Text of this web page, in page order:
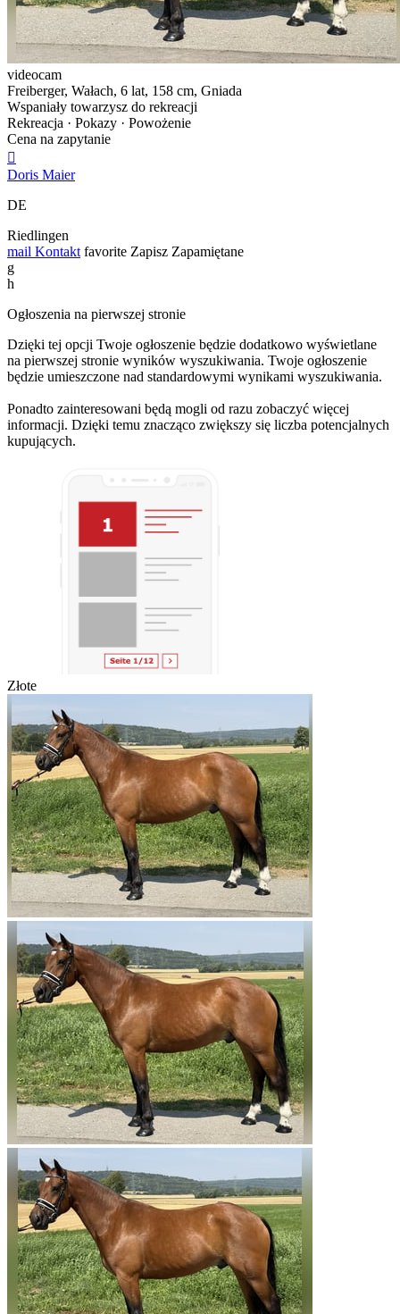
videocam
Freiberger, Wałach, 6 lat, 158 cm, Gniada
Wspaniały towarzysz do rekreacji
Rekreacja · Pokazy · Powożenie
Cena na zapytanie

Doris Maier
DE
Riedlingen
mail Kontakt favorite Zapisz Zapamiętane
g
h
Ogłoszenia na pierwszej stronie
Dzięki tej opcji Twoje ogłoszenie będzie dodatkowo wyświetlane
na pierwszej stronie wyników wyszukiwania. Twoje ogłoszenie
będzie umieszczone nad standardowymi wynikami wyszukiwania.
Ponadto zainteresowani będą mogli od razu zobaczyć więcej
informacji. Dzięki temu znacząco zwiększy się liczba potencjalnych
kupujących.
Złote